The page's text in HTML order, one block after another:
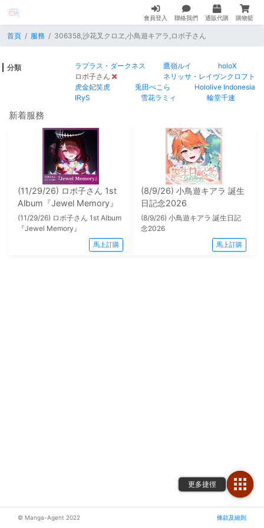
會員登入 聯絡我們 通販代購 購物籃
首頁 服務 306358,沙花叉クロヱ,小鳥遊キアラ,ロボ子さん
分類 ラプラス・ダークネス 鷹嶺ルイ
holoX
ロボ子さん
ネリッサ・レイヴンクロフト
虎金妃笑虎
兎田ぺこら
Hololive Indonesia
IRyS
雪花ラミィ 輪堂千速
新着服務
(11/29/26) ロボ子さん 1st
Album『Jewel Memory』
(11/29/26) ロボ子さん 1st Album
『Jewel Memory』
馬上訂購
(8/9/26) 小鳥遊キアラ 誕生
日記念2026
(8/9/26) 小鳥遊キアラ 誕生日記
念2026
馬上訂購
條款及細則
© Manga-Agent 2022